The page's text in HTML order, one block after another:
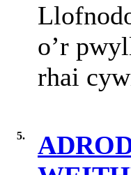
o’r
rhai
5.